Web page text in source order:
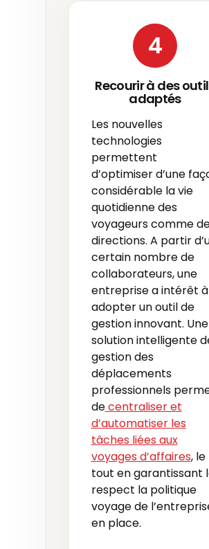
4
Recourir à des
adaptés
Les nouvelles
technologies
permettent
d’optimiser d’une
considérable la vie
quotidienne des
voyageurs comme
directions. A partir
certain nombre de
collaborateurs, une
entreprise a intérêt à
adopter un outil de
gestion innovant. Une
solution intelligente
gestion des
déplacements
professionnels
decentraliser et
d’automatiser les
tâches liées aux
voyages d’affaires, le
tout en garantissant
respect la politique
voyage de
en place.